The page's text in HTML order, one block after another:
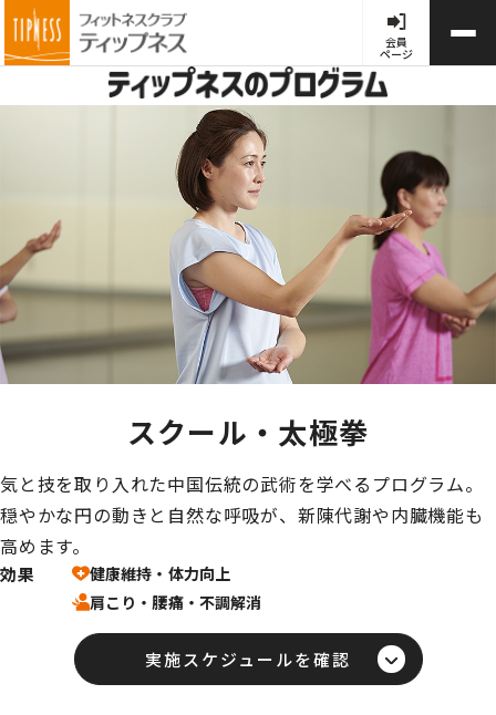
会員
ページ
スクール・太極拳
気と技を取り入れた中国伝統の武術を学べるプログラム。
穏やかな円の動きと自然な呼吸が、新陳代謝や内臓機能も
高めます。
効果
実施スケジュールを確認